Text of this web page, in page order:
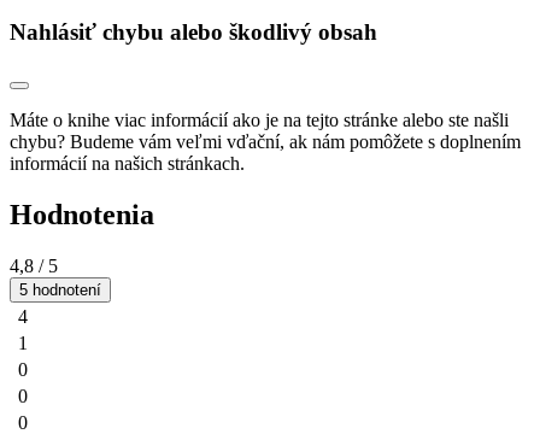
Nahlásiť chybu alebo škodlivý obsah
Máte o knihe viac informácií ako je na tejto stránke alebo ste našli
chybu? Budeme vám veľmi vďační, ak nám pomôžete s doplnením
informácií na našich stránkach.
Hodnotenia
4,8 / 5
5 hodnotení
4
1
0
0
0